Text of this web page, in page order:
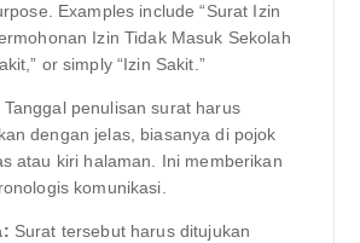
Examples include “Surat Izin
Izin Tidak Masuk Sekolah
or simply “Izin Sakit.”
Tanggal penulisan surat harus
dengan jelas, biasanya di pojok
atau kiri halaman. Ini memberikan
komunikasi.
Surat tersebut harus ditujukan